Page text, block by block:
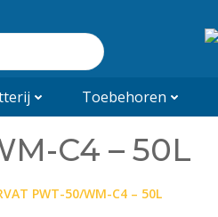
Toebehoren
C4 – 50L
PWT-50/WM-C4 – 50L